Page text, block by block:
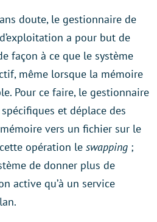
doute, le gestionnaire de
a pour but de
façon à ce que le système
même lorsque la mémoire
Pour ce faire, le gestionnaire
et déplace des
vers un fichier sur le
opération le swapping ;
de donner plus de
active qu’à un service